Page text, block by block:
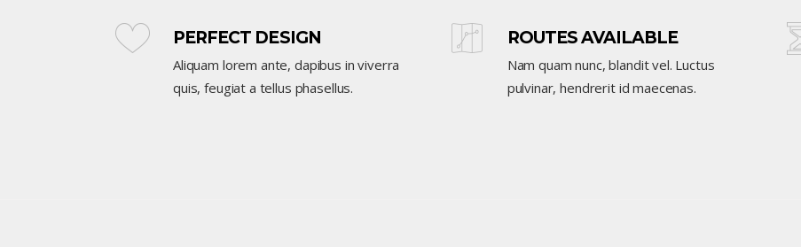
PERFECT DESIGN
Aliquam lorem ante, dapibus in viverra
quis, feugiat a tellus phasellus.
ROUTES AVAILABLE
Nam quam nunc, blandit vel. Luctus
pulvinar, hendrerit id maecenas.